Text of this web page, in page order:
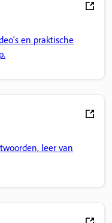
en praktische
leer van